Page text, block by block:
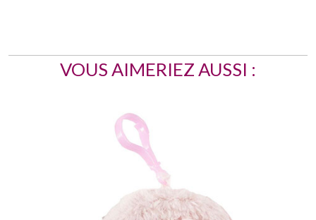
VOUS AIMERIEZ AUSSI :